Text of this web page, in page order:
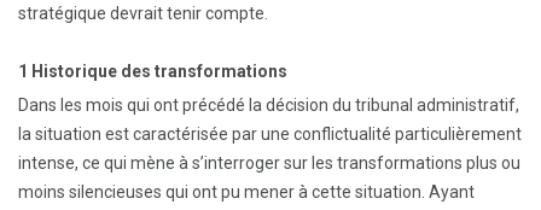
stratégique devrait tenir compte.
1 Historique des transformations
Dans les mois qui ont précédé la décision du tribunal administratif,
la situation est caractérisée par une conflictualité particulièrement
intense, ce qui mène à s’interroger sur les transformations plus ou
moins silencieuses qui ont pu mener à cette situation. Ayant